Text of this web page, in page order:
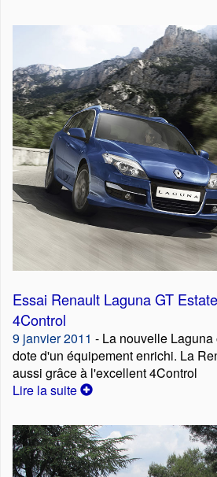
Essai Renault Laguna GT
4Control
9 janvier 2011 - La nouvelle
dote d'un équipement enrichi. La
aussi grâce à l'excellent 4Control
Lire la suite